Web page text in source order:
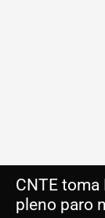
CNTE
pleno paro